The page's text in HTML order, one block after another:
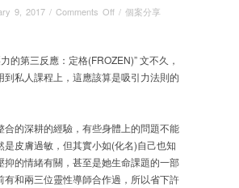
9, 2017 / Comments Offon
心
裡
代
的
你，
對
/ 個案分享
的第三反應：定格(FROZEN)” 文不久，
到私人課程上，這應該算是吸引力法則的
合的深耕的經驗，有些身體上的問題不能
是皮膚過敏，但其實小如(化名)自己也知
抑的情緒有關，甚至是她生命課題的一部
有和兩三位靈性導師合作過，所以省下許